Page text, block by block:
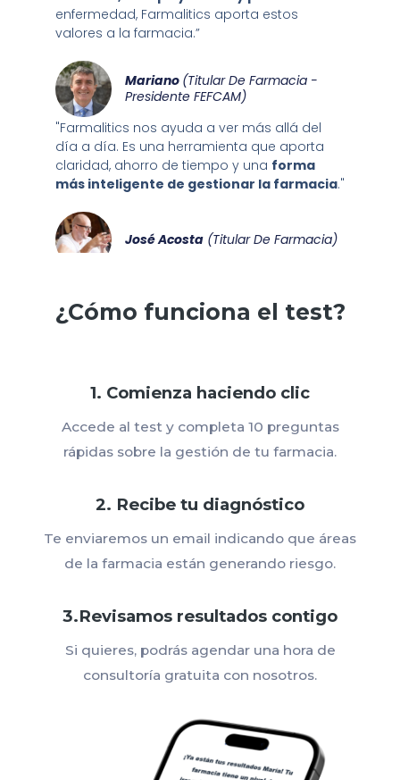
enfermedad, Farmalitics aporta estos
valores a la farmacia.”
Mariano (Titular De Farmacia -
Presidente FEFCAM)
"Farmalitics nos ayuda a ver más allá del
día a día. Es una herramienta que aporta
claridad, ahorro de tiempo y una forma
más inteligente de gestionar la farmacia."
José Acosta(Titular De Farmacia)
¿Cómo funciona el test?
1. Comienza haciendo clic
Accede al test y completa 10 preguntas
rápidas sobre la gestión de tu farmacia.
2. Recibe tu diagnóstico
Te enviaremos un email indicando que áreas
de la farmacia están generando riesgo.
3.Revisamos resultados contigo
Si quieres, podrás agendar una hora de
consultoría gratuita con nosotros.